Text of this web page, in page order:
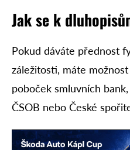
Jak se k
Pokud dáváte přednost
záležitosti, máte
poboček smluvních
ČSOB nebo České